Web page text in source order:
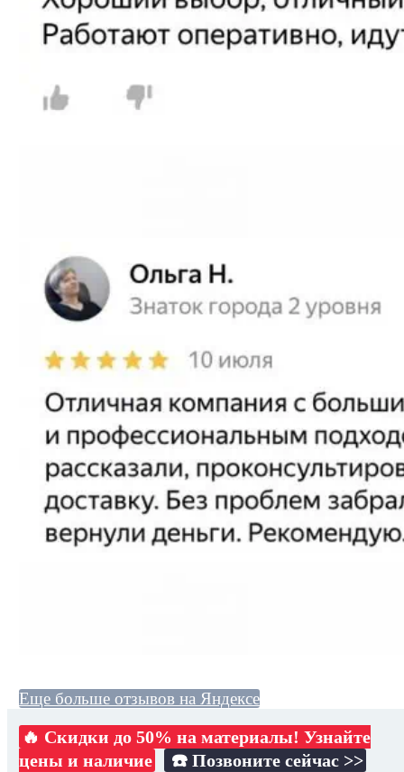
Еще больше отзывов на Яндексе
🔥 Скидки до 50% на материалы! Узнайте
цены и наличие
☎️ Позвоните сейчас >>